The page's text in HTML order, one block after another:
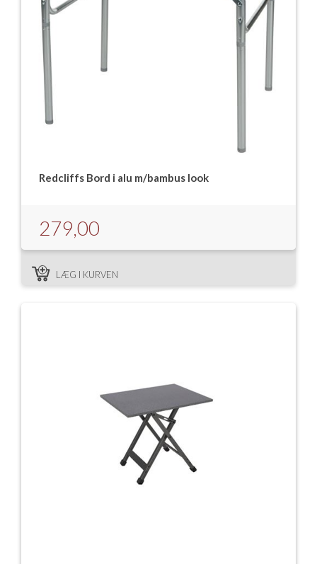
Redcliffs Bord i alu m/bambus look
279,00
LÆG I KURVEN